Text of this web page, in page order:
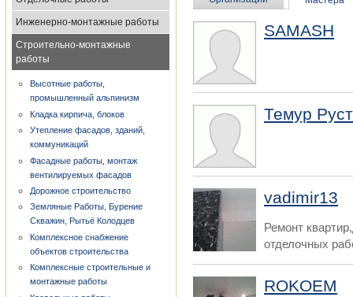
Инженерно-монтажные работы
Строительно-монтажные
работы
Высотные работы,
промышленный альпинизм
Кладка кирпича, блоков
Утепление фасадов, зданий,
коммуникаций
Фасадные работы, монтаж
вентилируемых фасадов
Дорожное строительство
Земляные Работы, Бурение
Скважин, Рытьё Колодцев
Комплексное снабжение
объектов строительства
Комплексные строительные и
монтажные работы
SAMASH
Темур
vadimir13
Ремонт
отделочных
ROKOEM